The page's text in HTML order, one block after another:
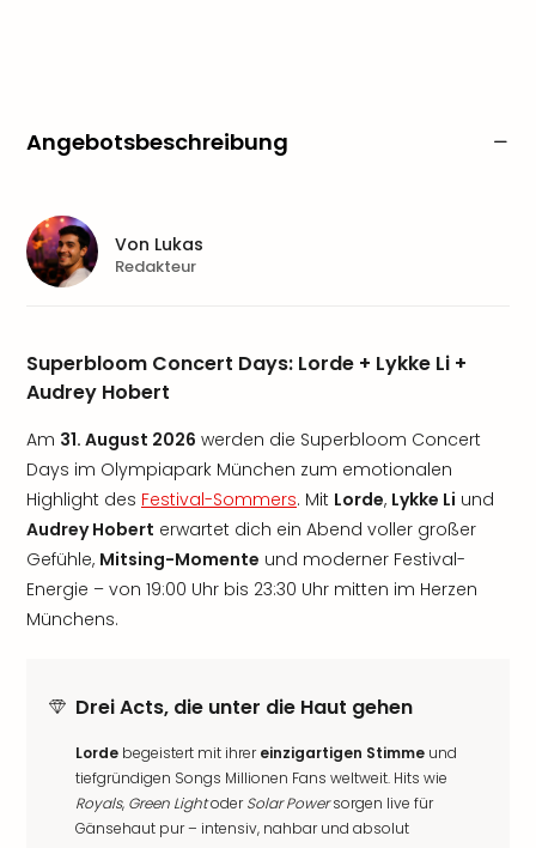
Angebotsbeschreibung
Superbloom Concert Days: Lorde + Lykke Li +
Audrey Hobert
Am 31. August 2026 werden die Superbloom Concert
Days im Olympiapark München zum emotionalen
Highlight des Festival-Sommers. Mit Lorde, Lykke Li und
Audrey Hobert erwartet dich ein Abend voller großer
Gefühle, Mitsing-Momente und moderner Festival-
Energie – von 19:00 Uhr bis 23:30 Uhr mitten im Herzen
Münchens.
Drei Acts, die unter die Haut gehen
Lorde begeistert mit ihrereinzigartigen Stimme und
tiefgründigen Songs Millionen Fans weltweit. Hits wie
Royals, Green LightoderSolar Powersorgen live für
Gänsehaut pur – intensiv, nahbar und absolut
Von Lukas
Redakteur